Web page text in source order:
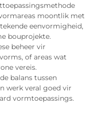
moontlik met
eenvormigheid,
bouprojekte.
beheer vir
of areas wat
vereis.
balans tussen
werk veral goed vir
vormtoepassings.